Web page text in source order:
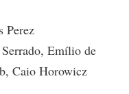
Perez
Emílio de
Caio Horowicz